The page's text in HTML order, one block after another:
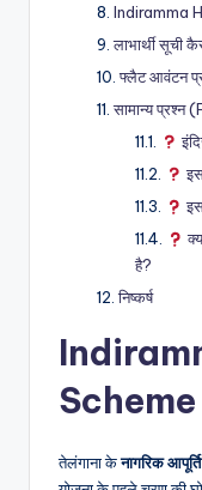
Indiramma
लाभार्थी सूची
फ्लैट आवंटन
सामान्य प्रश्न
है?
निष्कर्ष
Scheme
तेलंगाना केनागरिक